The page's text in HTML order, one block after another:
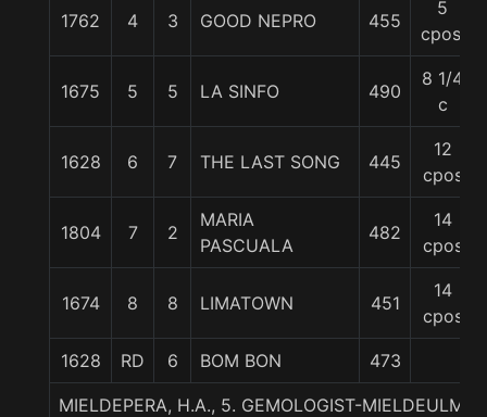
1762 4 3 GOOD NEPRO 455
5
cpos.
1675 5 5 LA SINFO 490
8 1/4
c
1628 6 7 THE LAST SONG 445
12
cpos
1804 7 2
MARIA
PASCUALA
482
14
cpos
1674 8 8 LIMATOWN 451
14
cpos
1628 RD 6 BOM BON 473
MIELDEPERA, H.A., 5. GEMOLOGIST-